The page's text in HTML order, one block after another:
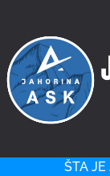
ŠTA JE